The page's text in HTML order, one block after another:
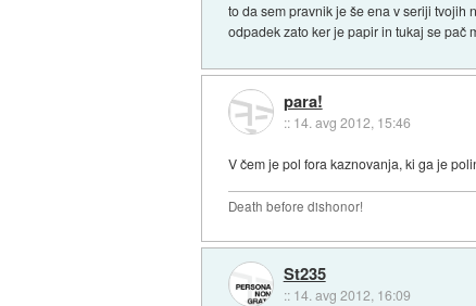
to da sem pravnik je še ena v seriji
odpadek zato ker je papir in tukaj se pač
para!
:: 14. avg 2012, 15:46
V čem je pol fora kaznovanja, ki ga je
Death before dishonor!
St235
:: 14. avg 2012, 16:09